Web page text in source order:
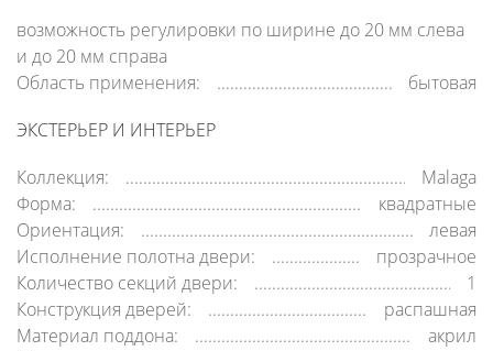
возможность регулировки по ширине до 20 мм слева
и до 20 мм справа
Область применения:
бытовая
ЭКСТЕРЬЕР И ИНТЕРЬЕР
Коллекция:
Malaga
Форма:
квадратные
Ориентация:
левая
Исполнение полотна двери:
прозрачное
Количество секций двери:
1
Конструкция дверей:
распашная
Материал поддона:
акрил